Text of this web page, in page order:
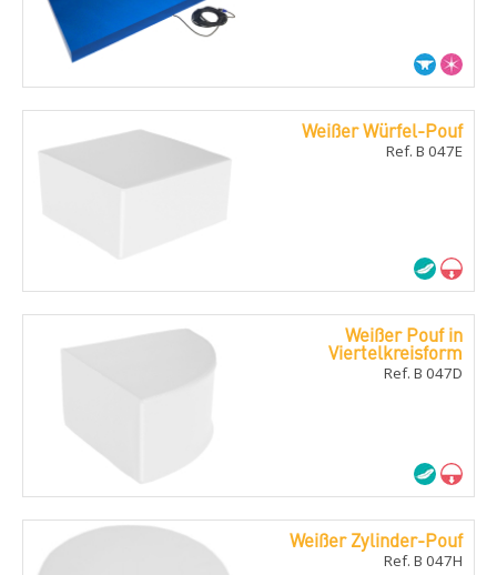
Weißer Würfel-Pouf
Ref. B 047E
Weißer Pouf in
Viertelkreisform
Ref. B 047D
Weißer Zylinder-Pouf
Ref. B 047H